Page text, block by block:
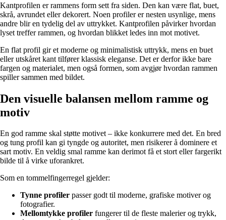
Kantprofilen er rammens form sett fra siden. Den kan være flat, buet,
skrå, avrundet eller dekorert. Noen profiler er nesten usynlige, mens
andre blir en tydelig del av uttrykket. Kantprofilen påvirker hvordan
lyset treffer rammen, og hvordan blikket ledes inn mot motivet.
En flat profil gir et moderne og minimalistisk uttrykk, mens en buet
eller utskåret kant tilfører klassisk eleganse. Det er derfor ikke bare
fargen og materialet, men også formen, som avgjør hvordan rammen
spiller sammen med bildet.
Den visuelle balansen mellom ramme og
motiv
En god ramme skal støtte motivet – ikke konkurrere med det. En bred
og tung profil kan gi tyngde og autoritet, men risikerer å dominere et
sart motiv. En veldig smal ramme kan derimot få et stort eller fargerikt
bilde til å virke uforankret.
Som en tommelfingerregel gjelder:
Tynne profiler passer godt til moderne, grafiske motiver og
fotografier.
Mellomtykke profiler fungerer til de fleste malerier og trykk,